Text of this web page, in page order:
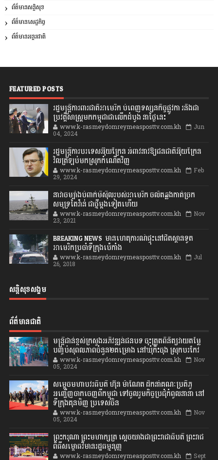
ព័ត៌មានសន្តិសុខ
ព័ត៌មានសេដ្ឋកិច្ច
ព័ត៌មានអន្តរជាតិ
FEATURED POSTS
រដ្ឋមន្រ្តីការពារជាតិអាមេរិក បំពេញទស្សនកិច្ចផ្លូវកា រនិងជា
ប្រវត្តិសាស្រ្តមកកម្ពុជាជាលើកដំបូង នាថ្ងៃនេះ
www.k-rasmeydomreymeasposttv.com.kh Jun
04, 2024
រដ្ឋមន្ត្រីការបរទេសអ៊ុយក្រែន អំពាវនាវឱ្យជនជាតិអ៊ុយក្រែន
វិលត្រឡប់មកស្រុកកំណើតវិញ
www.k-rasmeydomreymeasposttv.com.kh Feb
29, 2024
នាវាចម្បាំងបំពាក់មីស៊ីលរបស់អាមេរិក ចល័តឆ្លងកាត់ច្រក
សមុទ្រតៃវ៉ាន់ ជាថ្មីម្តងទៀតហើយ
www.k-rasmeydomreymeasposttv.com.kh Nov
23, 2021
BREAKING NEWS: មានហេតុការណ៍ផ្ទុះនៅជិតស្ថានទូត
អាមេរិកប្រចាំទីក្រុងប៉េកាំង
www.k-rasmeydomreymeasposttv.com.kh Jul
26, 2018
សន្តិសុខសង្គម
ព័ត៌មានជាតិ
មន្ត្រីជាន់ខ្ពស់ក្រសួងអភិវឌ្ឍន៍ជនបទ ចុះត្រួតពិនិត្យវាយតម្លៃ
បញ្ចប់សុពលភាពចំនួន២គម្រោង នៅឃុំកិះចុង ស្រុកបរកែវ
www.k-rasmeydomreymeasposttv.com.kh Nov
05, 2024
សម្តេចមហាបវរធិបតី ហ៊ុន ម៉ាណែត ដឹកនាំគណៈប្រតិភូ
អញ្ជើញចាកចេញពីកម្ពុជា ទៅចូលរួមកិច្ចប្រជុំកំពូលនានា នៅ
ទីក្រុងគុនមិញ ប្រទេសចិន
www.k-rasmeydomreymeasposttv.com.kh Nov
05, 2024
ព្រះករុណា ព្រះមហាក្សត្រ ស្តេចយាងជាព្រះរាជាធិបតី ព្រះរាជ
ពិធីសម្ពោធវិមានរដ្ឋធម្មនុញ្ញ
www.k-rasmeydomreymeasposttv.com.kh Sept